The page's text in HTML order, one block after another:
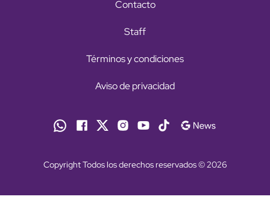
Contacto
Staff
Términos y condiciones
Aviso de privacidad
Copyright Todos los derechos reservados © 2026